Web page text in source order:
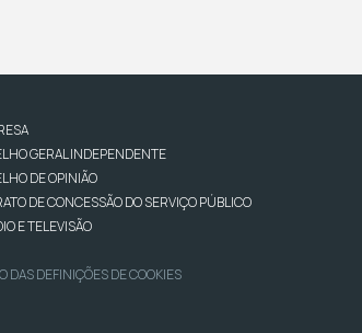
GERAL INDEPENDENTE
DE OPINIÃO
DE CONCESSÃO DO SERVIÇO PÚBLICO
E TELEVISÃO
DAS DEFINIÇÕES DE COOKIES